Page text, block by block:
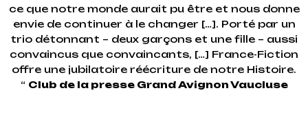
ce que notre monde aurait pu être et nous donne
envie de continuer à le changer […]. Porté par un
trio détonnant – deux garçons et une fille – aussi
convaincus que convaincants, […] France-Fiction
offre une jubilatoire réécriture de notre Histoire.
“ Club de la presse Grand Avignon Vaucluse